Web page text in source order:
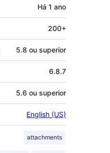
Há 1 ano
200+
5.8 ou superior
6.8.7
5.6 ou superior
English (US)
attachments